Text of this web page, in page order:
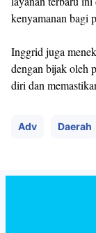
kenyamanan bagi
Inggrid juga
dengan bijak oleh
diri dan
Adv Daerah